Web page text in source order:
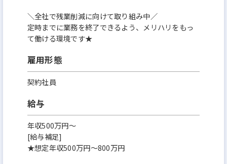
＼全社で残業削減に向けて取り組み中／
定時までに業務を終了できるよう、メリハリをもっ
て働ける環境です★
雇用形態
契約社員
給与
年収500万円～
[給与補足]
★想定年収500万円～800万円